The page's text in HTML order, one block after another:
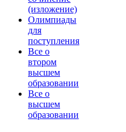
(изложение)
Олимпиады
для
поступления
Все о
втором
высшем
образовании
Все о
высшем
образовании